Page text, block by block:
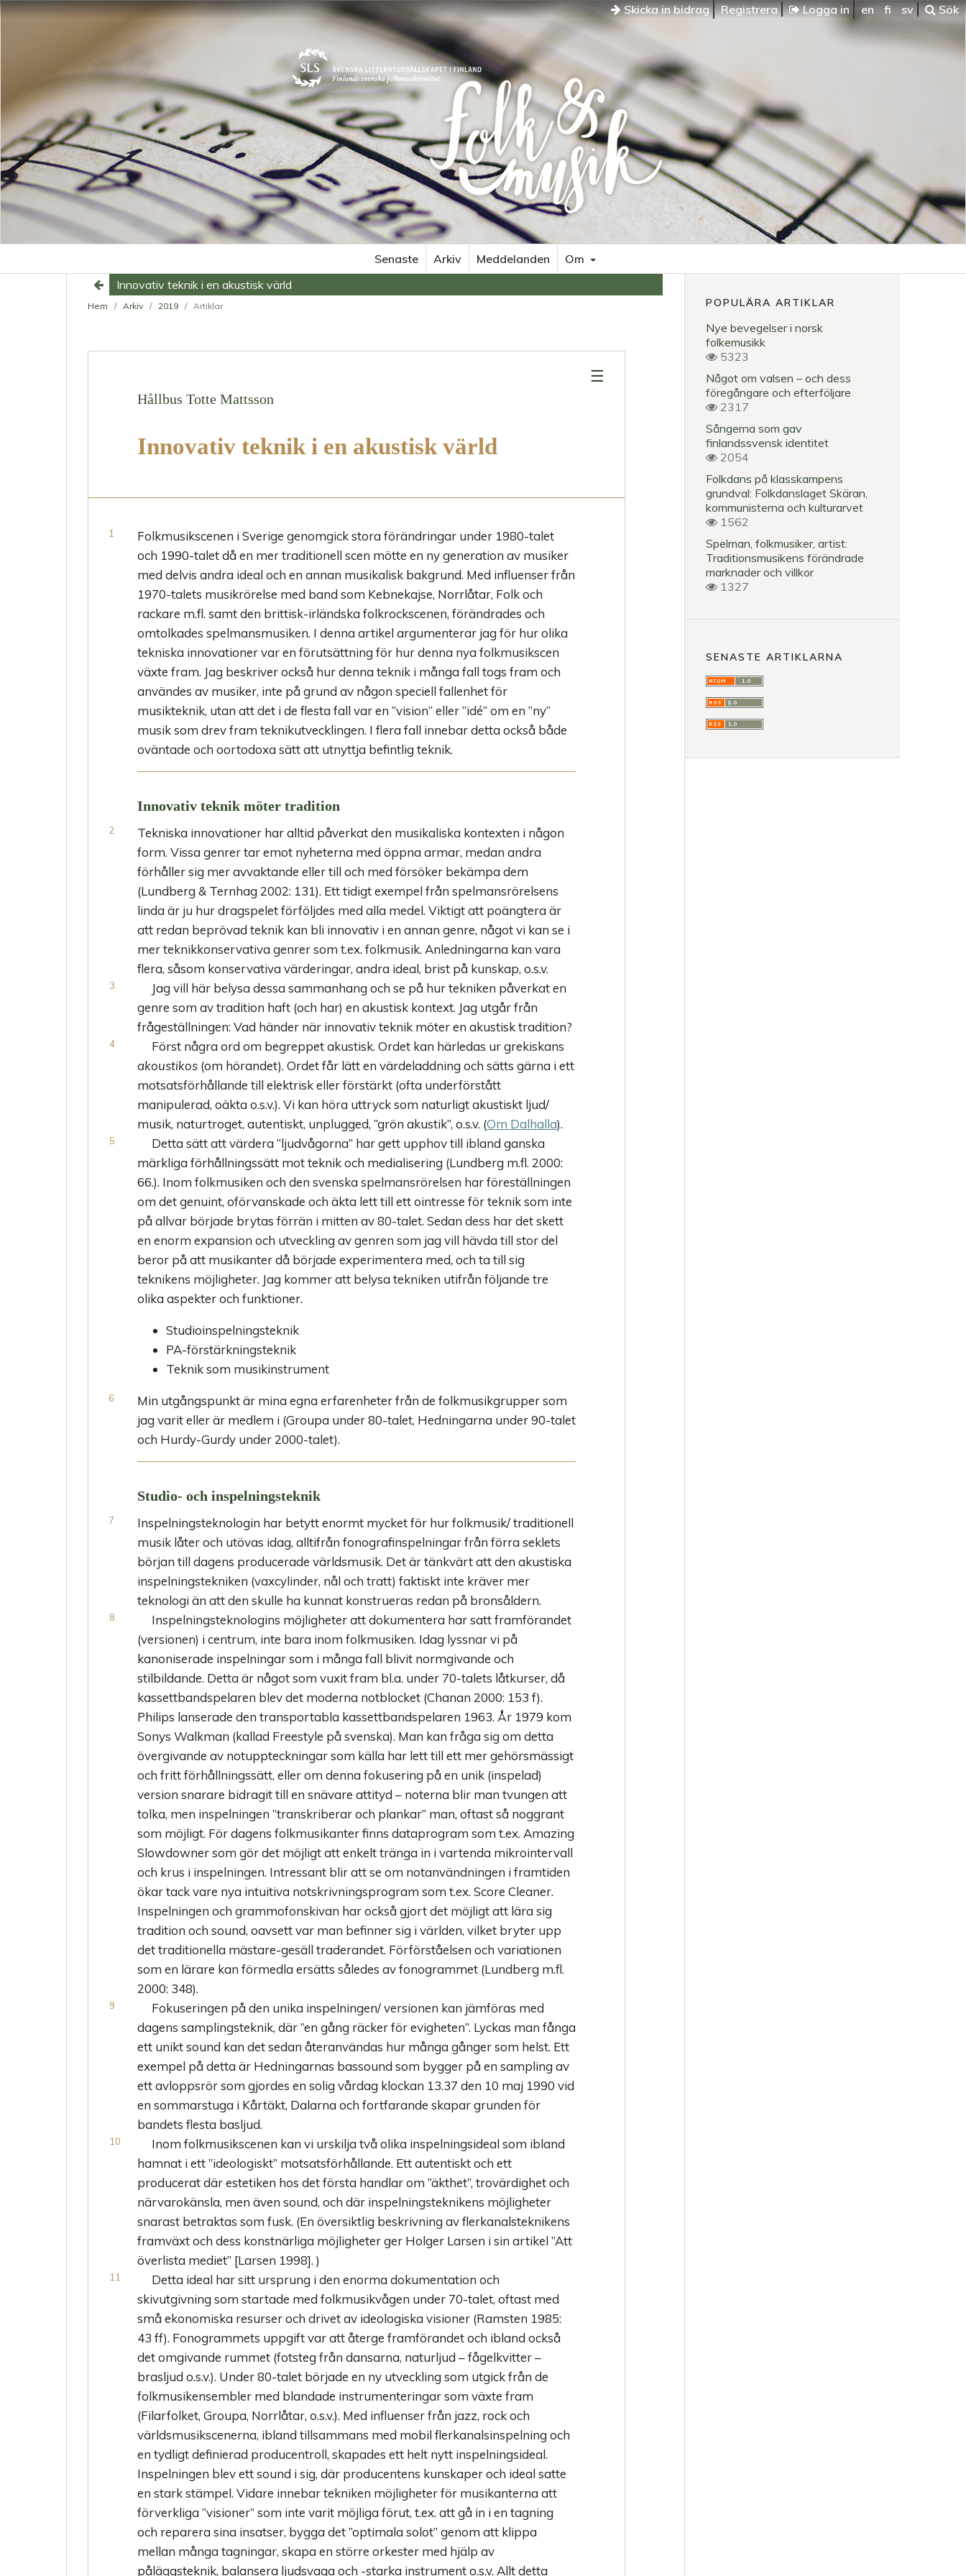
Skicka in bidrag Registrera Logga in en fi sv Sök
Senaste Arkiv Meddelanden
Om
Innovativ teknik i en akustisk värld
Hem / Arkiv / 2019 / Artiklar
INNOVATIV
TEKNIK
AKUSTISK
VÄRLD
Innovativ
teknik
möter
tradition
Studio-
PA-
Teknik
som
musikinstrument
Vad
☰
Hållbus Totte Mattsson
Innovativ teknik i en akustisk värld
Folkmusikscenen i Sverige genomgick stora förändringar under 1980-talet
och 1990-talet då en mer traditionell scen mötte en ny generation av musiker
med delvis andra ideal och en annan musikalisk bakgrund. Med influenser från
1970-talets musikrörelse med band som Kebnekajse, Norrlåtar, Folk och
rackare m.fl. samt den brittisk-irländska folkrockscenen, förändrades och
omtolkades spelmansmusiken. I denna artikel argumenterar jag för hur olika
tekniska innovationer var en förutsättning för hur denna nya folkmusikscen
växte fram. Jag beskriver också hur denna teknik i många fall togs fram och
användes av musiker, inte på grund av någon speciell fallenhet för
musikteknik, utan att det i de flesta fall var en ”vision” eller ”idé” om en ”ny”
musik som drev fram teknikutvecklingen. I flera fall innebar detta också både
oväntade och oortodoxa sätt att utnyttja befintlig teknik.
Innovativ teknik möter tradition
Tekniska innovationer har alltid påverkat den musikaliska kontexten i någon
form. Vissa genrer tar emot nyheterna med öppna armar, medan andra
förhåller sig mer avvaktande eller till och med försöker bekämpa dem
(Lundberg & Ternhag 2002: 131). Ett tidigt exempel från spelmansrörelsens
linda är ju hur dragspelet förföljdes med alla medel. Viktigt att poängtera är
att redan beprövad teknik kan bli innovativ i en annan genre, något vi kan se i
mer teknikkonservativa genrer som t.ex. folkmusik. Anledningarna kan vara
flera, såsom konservativa värderingar, andra ideal, brist på kunskap, o.s.v.
Jag vill här belysa dessa sammanhang och se på hur tekniken påverkat en
genre som av tradition haft (och har) en akustisk kontext. Jag utgår från
frågeställningen: Vad händer när innovativ teknik möter en akustisk tradition?
Först några ord om begreppet akustisk. Ordet kan härledas ur grekiskans
akoustikos (om hörandet). Ordet får lätt en värdeladdning och sätts gärna i ett
motsatsförhållande till elektrisk eller förstärkt (ofta underförstått
manipulerad, oäkta o.s.v.). Vi kan höra uttryck som naturligt akustiskt ljud/
musik, naturtroget, autentiskt, unplugged, ”grön akustik”, o.s.v. (Om Dalhalla).
Detta sätt att värdera ”ljudvågorna” har gett upphov till ibland ganska
märkliga förhållningssätt mot teknik och medialisering (Lundberg m.fl. 2000:
66.). Inom folkmusiken och den svenska spelmansrörelsen har föreställningen
om det genuint, oförvanskade och äkta lett till ett ointresse för teknik som inte
på allvar började brytas förrän i mitten av 80-talet. Sedan dess har det skett
en enorm expansion och utveckling av genren som jag vill hävda till stor del
beror på att musikanter då började experimentera med, och ta till sig
teknikens möjligheter. Jag kommer att belysa tekniken utifrån följande tre
olika aspekter och funktioner.
Studioinspelningsteknik
PA-förstärkningsteknik
Teknik som musikinstrument
Min utgångspunkt är mina egna erfarenheter från de folkmusikgrupper som
jag varit eller är medlem i (Groupa under 80-talet, Hedningarna under 90-talet
och Hurdy-Gurdy under 2000-talet).
Studio- och inspelningsteknik
Inspelningsteknologin har betytt enormt mycket för hur folkmusik/ traditionell
musik låter och utövas idag, alltifrån fonografinspelningar från förra seklets
början till dagens producerade världsmusik. Det är tänkvärt att den akustiska
inspelningstekniken (vaxcylinder, nål och tratt) faktiskt inte kräver mer
teknologi än att den skulle ha kunnat konstrueras redan på bronsåldern.
Inspelningsteknologins möjligheter att dokumentera har satt framförandet
(versionen) i centrum, inte bara inom folkmusiken. Idag lyssnar vi på
kanoniserade inspelningar som i många fall blivit normgivande och
stilbildande. Detta är något som vuxit fram bl.a. under 70-talets låtkurser, då
kassettbandspelaren blev det moderna notblocket (Chanan 2000: 153 f).
Philips lanserade den transportabla kassettbandspelaren 1963. År 1979 kom
Sonys Walkman (kallad Freestyle på svenska). Man kan fråga sig om detta
övergivande av notuppteckningar som källa har lett till ett mer gehörsmässigt
och fritt förhållningssätt, eller om denna fokusering på en unik (inspelad)
version snarare bidragit till en snävare attityd – noterna blir man tvungen att
tolka, men inspelningen ”transkriberar och plankar” man, oftast så noggrant
som möjligt. För dagens folkmusikanter finns dataprogram som t.ex. Amazing
Slowdowner som gör det möjligt att enkelt tränga in i vartenda mikrointervall
och krus i inspelningen. Intressant blir att se om notanvändningen i framtiden
ökar tack vare nya intuitiva notskrivningsprogram som t.ex. Score Cleaner.
Inspelningen och grammofonskivan har också gjort det möjligt att lära sig
tradition och sound, oavsett var man befinner sig i världen, vilket bryter upp
det traditionella mästare-gesäll traderandet. Förförståelsen och variationen
som en lärare kan förmedla ersätts således av fonogrammet (Lundberg m.fl.
2000: 348).
Fokuseringen på den unika inspelningen/ versionen kan jämföras med
dagens samplingsteknik, där ”en gång räcker för evigheten”. Lyckas man fånga
ett unikt sound kan det sedan återanvändas hur många gånger som helst. Ett
exempel på detta är Hedningarnas bassound som bygger på en sampling av
ett avloppsrör som gjordes en solig vårdag klockan 13.37 den 10 maj 1990 vid
en sommarstuga i Kårtäkt, Dalarna och fortfarande skapar grunden för
bandets flesta basljud.
Inom folkmusikscenen kan vi urskilja två olika inspelningsideal som ibland
hamnat i ett ”ideologiskt” motsatsförhållande. Ett autentiskt och ett
producerat där estetiken hos det första handlar om ”äkthet”, trovärdighet och
närvarokänsla, men även sound, och där inspelningsteknikens möjligheter
snarast betraktas som fusk. (En översiktlig beskrivning av flerkanalsteknikens
framväxt och dess konstnärliga möjligheter ger Holger Larsen i sin artikel ”Att
överlista mediet” [Larsen 1998]. )
Detta ideal har sitt ursprung i den enorma dokumentation och
skivutgivning som startade med folkmusikvågen under 70-talet, oftast med
små ekonomiska resurser och drivet av ideologiska visioner (Ramsten 1985:
43 ff). Fonogrammets uppgift var att återge framförandet och ibland också
det omgivande rummet (fotsteg från dansarna, naturljud – fågelkvitter –
brasljud o.s.v.). Under 80-talet började en ny utveckling som utgick från de
folkmusikensembler med blandade instrumenteringar som växte fram
(Filarfolket, Groupa, Norrlåtar, o.s.v.). Med influenser från jazz, rock och
världsmusikscenerna, ibland tillsammans med mobil flerkanalsinspelning och
en tydligt definierad producentroll, skapades ett helt nytt inspelningsideal.
Inspelningen blev ett sound i sig, där producentens kunskaper och ideal satte
en stark stämpel. Vidare innebar tekniken möjligheter för musikanterna att
förverkliga ”visioner” som inte varit möjliga förut, t.ex. att gå in i en tagning
och reparera sina insatser, bygga det ”optimala solot” genom att klippa
mellan många tagningar, skapa en större orkester med hjälp av
påläggsteknik, balansera ljudsvaga och -starka instrument o.s.v. Allt detta
POPULÄRA ARTIKLAR
Nye bevegelser i norsk
folkemusikk
5323
Något om valsen – och dess
föregångare och efterföljare
2317
Sångerna som gav
finlandssvensk identitet
2054
Folkdans på klasskampens
grundval: Folkdanslaget Skäran,
kommunisterna och kulturarvet
1562
Spelman, folkmusiker, artist:
Traditionsmusikens förändrade
marknader och villkor
1327
SENASTE ARTIKLARNA